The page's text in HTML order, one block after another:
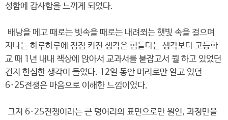
성함에 감사함을 느끼게 되었다.
배낭을 메고 때로는 빗속을 때로는 내려쬐는 햇빛 속을 걸으며
지나는 하루하루에 점점 커진 생각은 힘들다는 생각보다 고등학
교 때 1년 내내 책상에 앉아서 교과서를 붙잡고서 뭘 하고 있었던
건지 한심한 생각이 들었다. 12일 동안 머리로만 알고 있던
6·25전쟁은 마음으로 이해한 느낌이었다.
그저 6·25전쟁이라는 큰 덩어리의 표면으로만 원인, 과정만을